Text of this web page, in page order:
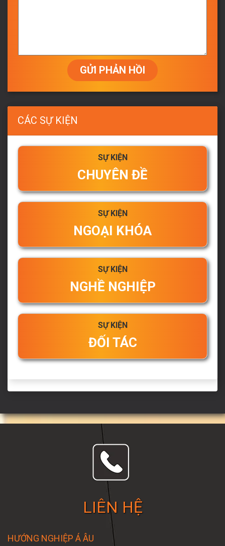
GỬI PHẢN HỒI
CÁC SỰ KIỆN
SỰ KIỆN
CHUYÊN ĐỀ
SỰ KIỆN
NGOẠI KHÓA
SỰ KIỆN
NGHỀ NGHIỆP
SỰ KIỆN
ĐỐI TÁC
LIÊN HỆ
HƯỚNG NGHIỆP Á ÂU